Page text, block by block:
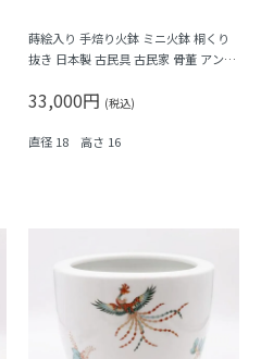
蒔絵入り 手焙り火鉢 ミニ火鉢 桐くり
抜き 日本製 古民具 古民家 骨董 アンテ
ナチュラル 素朴
33,000円 (税込)
直径 18 高さ 16